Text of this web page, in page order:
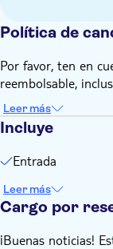
No se admiten
fecha.
Política de
Por favor, ten en
reembolsable,
Leer más
Incluye
Entrada
Leer más
Cargo por
¡Buenas noticias!